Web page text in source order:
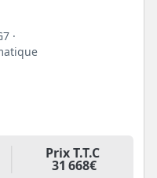
·
Prix T.T.C
31 668€